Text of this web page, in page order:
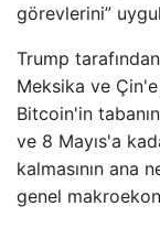
görevlerini”
Trump
Meksika ve
Bitcoin'in
ve 8 Mayıs'a
kalmasının ana
genel